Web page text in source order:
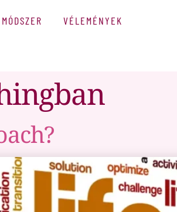
MÓDSZER VÉLEMÉNYEK